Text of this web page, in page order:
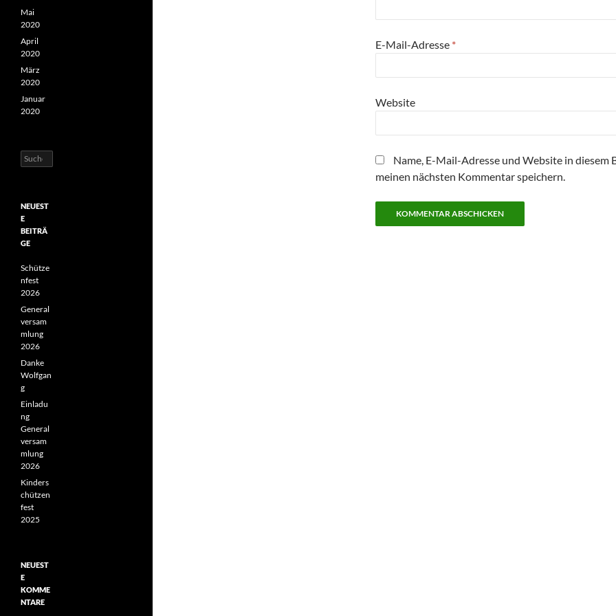
E-Mail-Adresse *
Website
Name, E-Mail-Adresse und Website in diesem
meinen nächsten Kommentar speichern.
Mai
2020
April
2020
März
2020
Januar
2020
Suchen
nach:
NEUEST
E
BEITRÄ
GE
Schütze
nfest
2026
General
versam
mlung
2026
Danke
Wolfgan
g
Einladu
ng
General
versam
mlung
2026
Kinders
chützen
fest
2025
NEUEST
E
KOMME
NTARE